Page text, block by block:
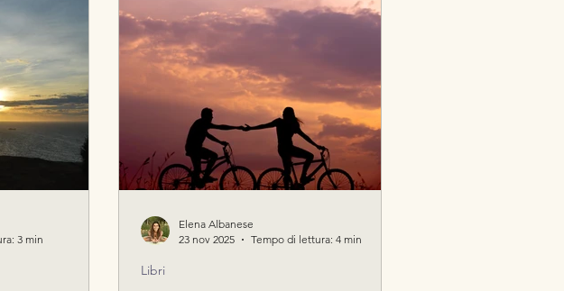
Yoga e Ormoni Fondamenta dello Yoga
3 min
Libri
Elena Albanese
23 nov 2025
Tempo di lettura: 4 min